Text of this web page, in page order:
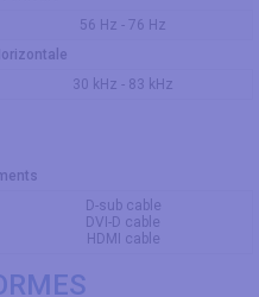
56 Hz - 76 Hz
30 kHz - 83 kHz
D-sub cable
DVI-D cable
HDMI cable